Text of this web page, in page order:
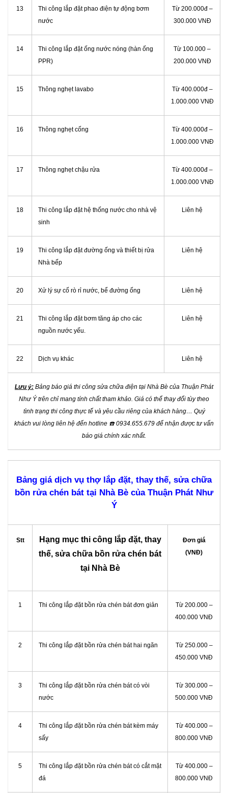
13
Thi công lắp đặt phao điện tự động bơm
nước
Từ 200.000đ –
300.000 VNĐ
14
Thi công lắp đặt ống nước nóng (hàn ống
PPR)
Từ 100.000 –
200.000 VNĐ
15 Thông nghẹt lavabo
Từ 400.000đ –
1.000.000 VNĐ
16 Thông nghẹt cống
Từ 400.000đ –
1.000.000 VNĐ
17 Thông nghẹt chậu rửa
Từ 400.000đ –
1.000.000 VNĐ
18
Thi công lắp đặt hệ thống nước cho nhà vệ
sinh
Liên hệ
19
Thi công lắp đặt đường ống và thiết bị rửa
Nhà bếp
Liên hệ
20 Xử lý sự cố rò rỉ nước, bể đường ống Liên hệ
21
Thi công lắp đặt bơm tăng áp cho các
nguồn nước yếu.
Liên hệ
22 Dịch vụ khác Liên hệ
Lưu ý: Bảng báo giá thi công sửa chữa điện tại Nhà Bè của Thuận Phát
Như Ý trên chỉ mang tính chất tham khảo. Giá có thể thay đổi tùy theo
tình trạng thi công thực tế và yêu cầu riêng của khách hàng… Quý
khách vui lòng liên hệ đến hotline ☎️0934.655.679 để nhận được tư vấn
báo giá chính xác nhất.
Bảng giá dịch vụ thợ lắp đặt, thay thế, sửa chữa
bồn rửa chén bát tại Nhà Bè của Thuận Phát Như
Ý
Stt
Hạng mục thi công lắp đặt, thay
thế, sửa chữa bồn rửa chén bát
tại Nhà Bè
Đơn giá
(VNĐ)
1 Thi công lắp đặt bồn rửa chén bát đơn giản
Từ 200.000 –
400.000 VNĐ
2 Thi công lắp đặt bồn rửa chén bát hai ngăn
Từ 250.000 –
450.000 VNĐ
3
Thi công lắp đặt bồn rửa chén bát có vòi
nước
Từ 300.000 –
500.000 VNĐ
4
Thi công lắp đặt bồn rửa chén bát kèm máy
sấy
Từ 400.000 –
800.000 VNĐ
5
Thi công lắp đặt bồn rửa chén bát có cắt mặt
đá
Từ 400.000 –
800.000 VNĐ